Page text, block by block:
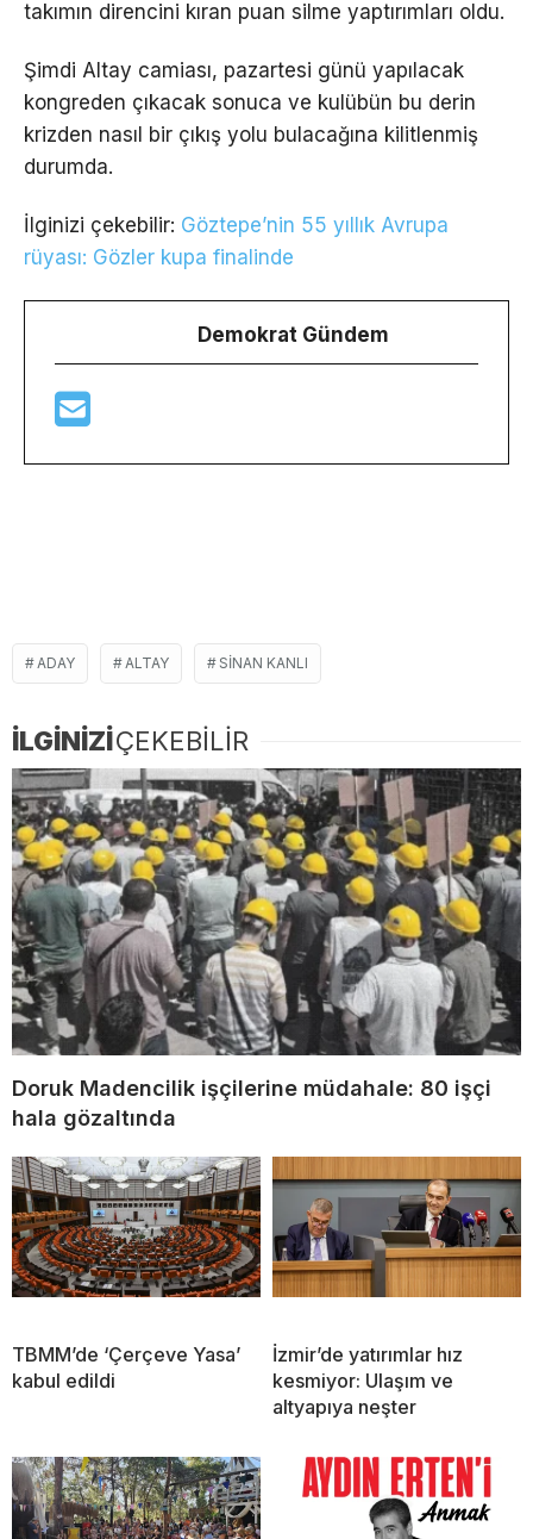
takımın direncini kıran puan silme yaptırımları oldu.
Şimdi Altay camiası, pazartesi günü yapılacak
kongreden çıkacak sonuca ve kulübün bu derin
krizden nasıl bir çıkış yolu bulacağına kilitlenmiş
durumda.
İlginizi çekebilir: Göztepe’nin 55 yıllık Avrupa
rüyası: Gözler kupa finalinde
Demokrat Gündem
ADAY ALTAY SINAN KANLI
İLGİNİZİÇEKEBİLİR
Doruk Madencilik işçilerine müdahale: 80 işçi
hala gözaltında
TBMM’de ‘Çerçeve Yasa’
kabul edildi
İzmir’de yatırımlar hız
kesmiyor: Ulaşım ve
altyapıya neşter